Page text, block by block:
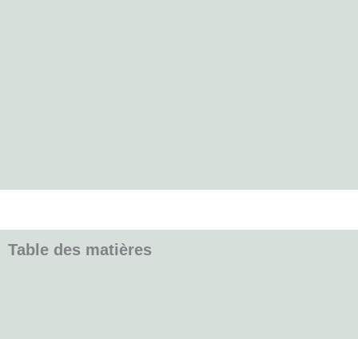
Table des matières